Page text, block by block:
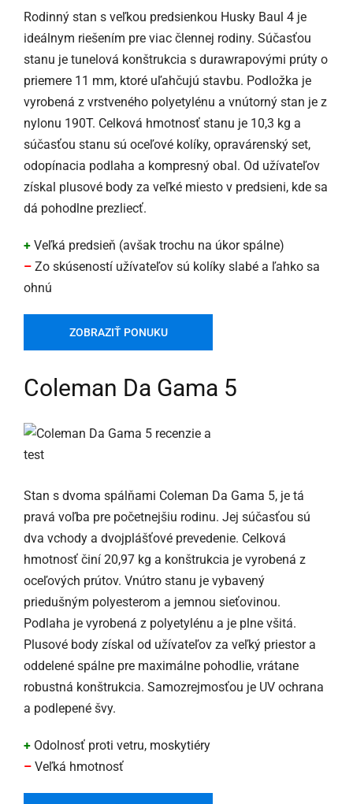
Rodinný stan s veľkou predsienkou Husky Baul 4 je
ideálnym riešením pre viac člennej rodiny. Súčasťou
stanu je tunelová konštrukcia s durawrapovými prúty o
priemere 11 mm, ktoré uľahčujú stavbu. Podložka je
vyrobená z vrstveného polyetylénu a vnútorný stan je z
nylonu 190T. Celková hmotnosť stanu je 10,3 kg a
súčasťou stanu sú oceľové kolíky, opravárenský set,
odopínacia podlaha a kompresný obal. Od užívateľov
získal plusové body za veľké miesto v predsieni, kde sa
dá pohodlne prezliecť.
+ Veľká predsieň (avšak trochu na úkor spálne)
– Zo skúseností užívateľov sú kolíky slabé a ľahko sa
ohnú
ZOBRAZIŤ PONUKU
Coleman Da Gama 5
Stan s dvoma spálňami Coleman Da Gama 5, je tá
pravá voľba pre početnejšiu rodinu. Jej súčasťou sú
dva vchody a dvojplášťové prevedenie. Celková
hmotnosť činí 20,97 kg a konštrukcia je vyrobená z
oceľových prútov. Vnútro stanu je vybavený
priedušným polyesterom a jemnou sieťovinou.
Podlaha je vyrobená z polyetylénu a je plne všitá.
Plusové body získal od užívateľov za veľký priestor a
oddelené spálne pre maximálne pohodlie, vrátane
robustná konštrukcia. Samozrejmosťou je UV ochrana
a podlepené švy.
+ Odolnosť proti vetru, moskytiéry
– Veľká hmotnosť